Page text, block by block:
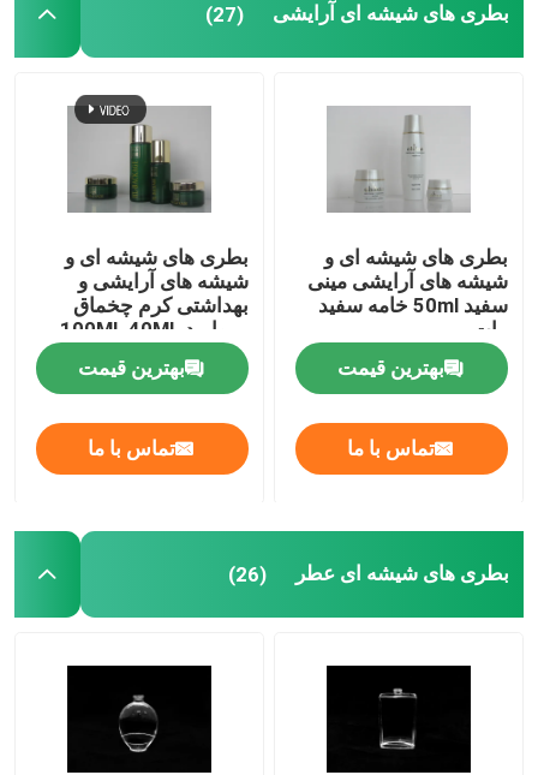
بطری های شیشه ای آرایشی (27)
بطری های شیشه ای و
شیشه های آرایشی مینی
سفید 50ml خامه سفید
مات
بهترین قیمت
تماس با ما
بطری های شیشه ای و
شیشه های آرایشی و
بهداشتی کرم چخماق
مروارید 100ML 40ML
بهترین قیمت
تماس با ما
بطری های شیشه ای عطر (26)